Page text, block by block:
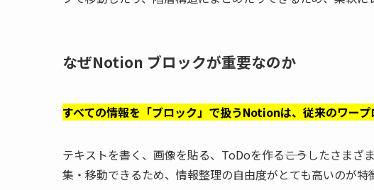
なぜNotion ブロックが重要なのか
すべての情報を「ブロック」で扱うNotionは、従来のワー
テキストを書く、画像を貼る、ToDoを作る――こうしたさま
集・移動できるため、情報整理の自由度がとても高いのが特